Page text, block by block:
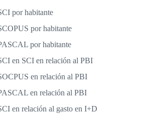
por habitante
por habitante
por habitante
en SCI en relación al PBI
en relación al PBI
en relación al PBI
en relación al gasto en I+D